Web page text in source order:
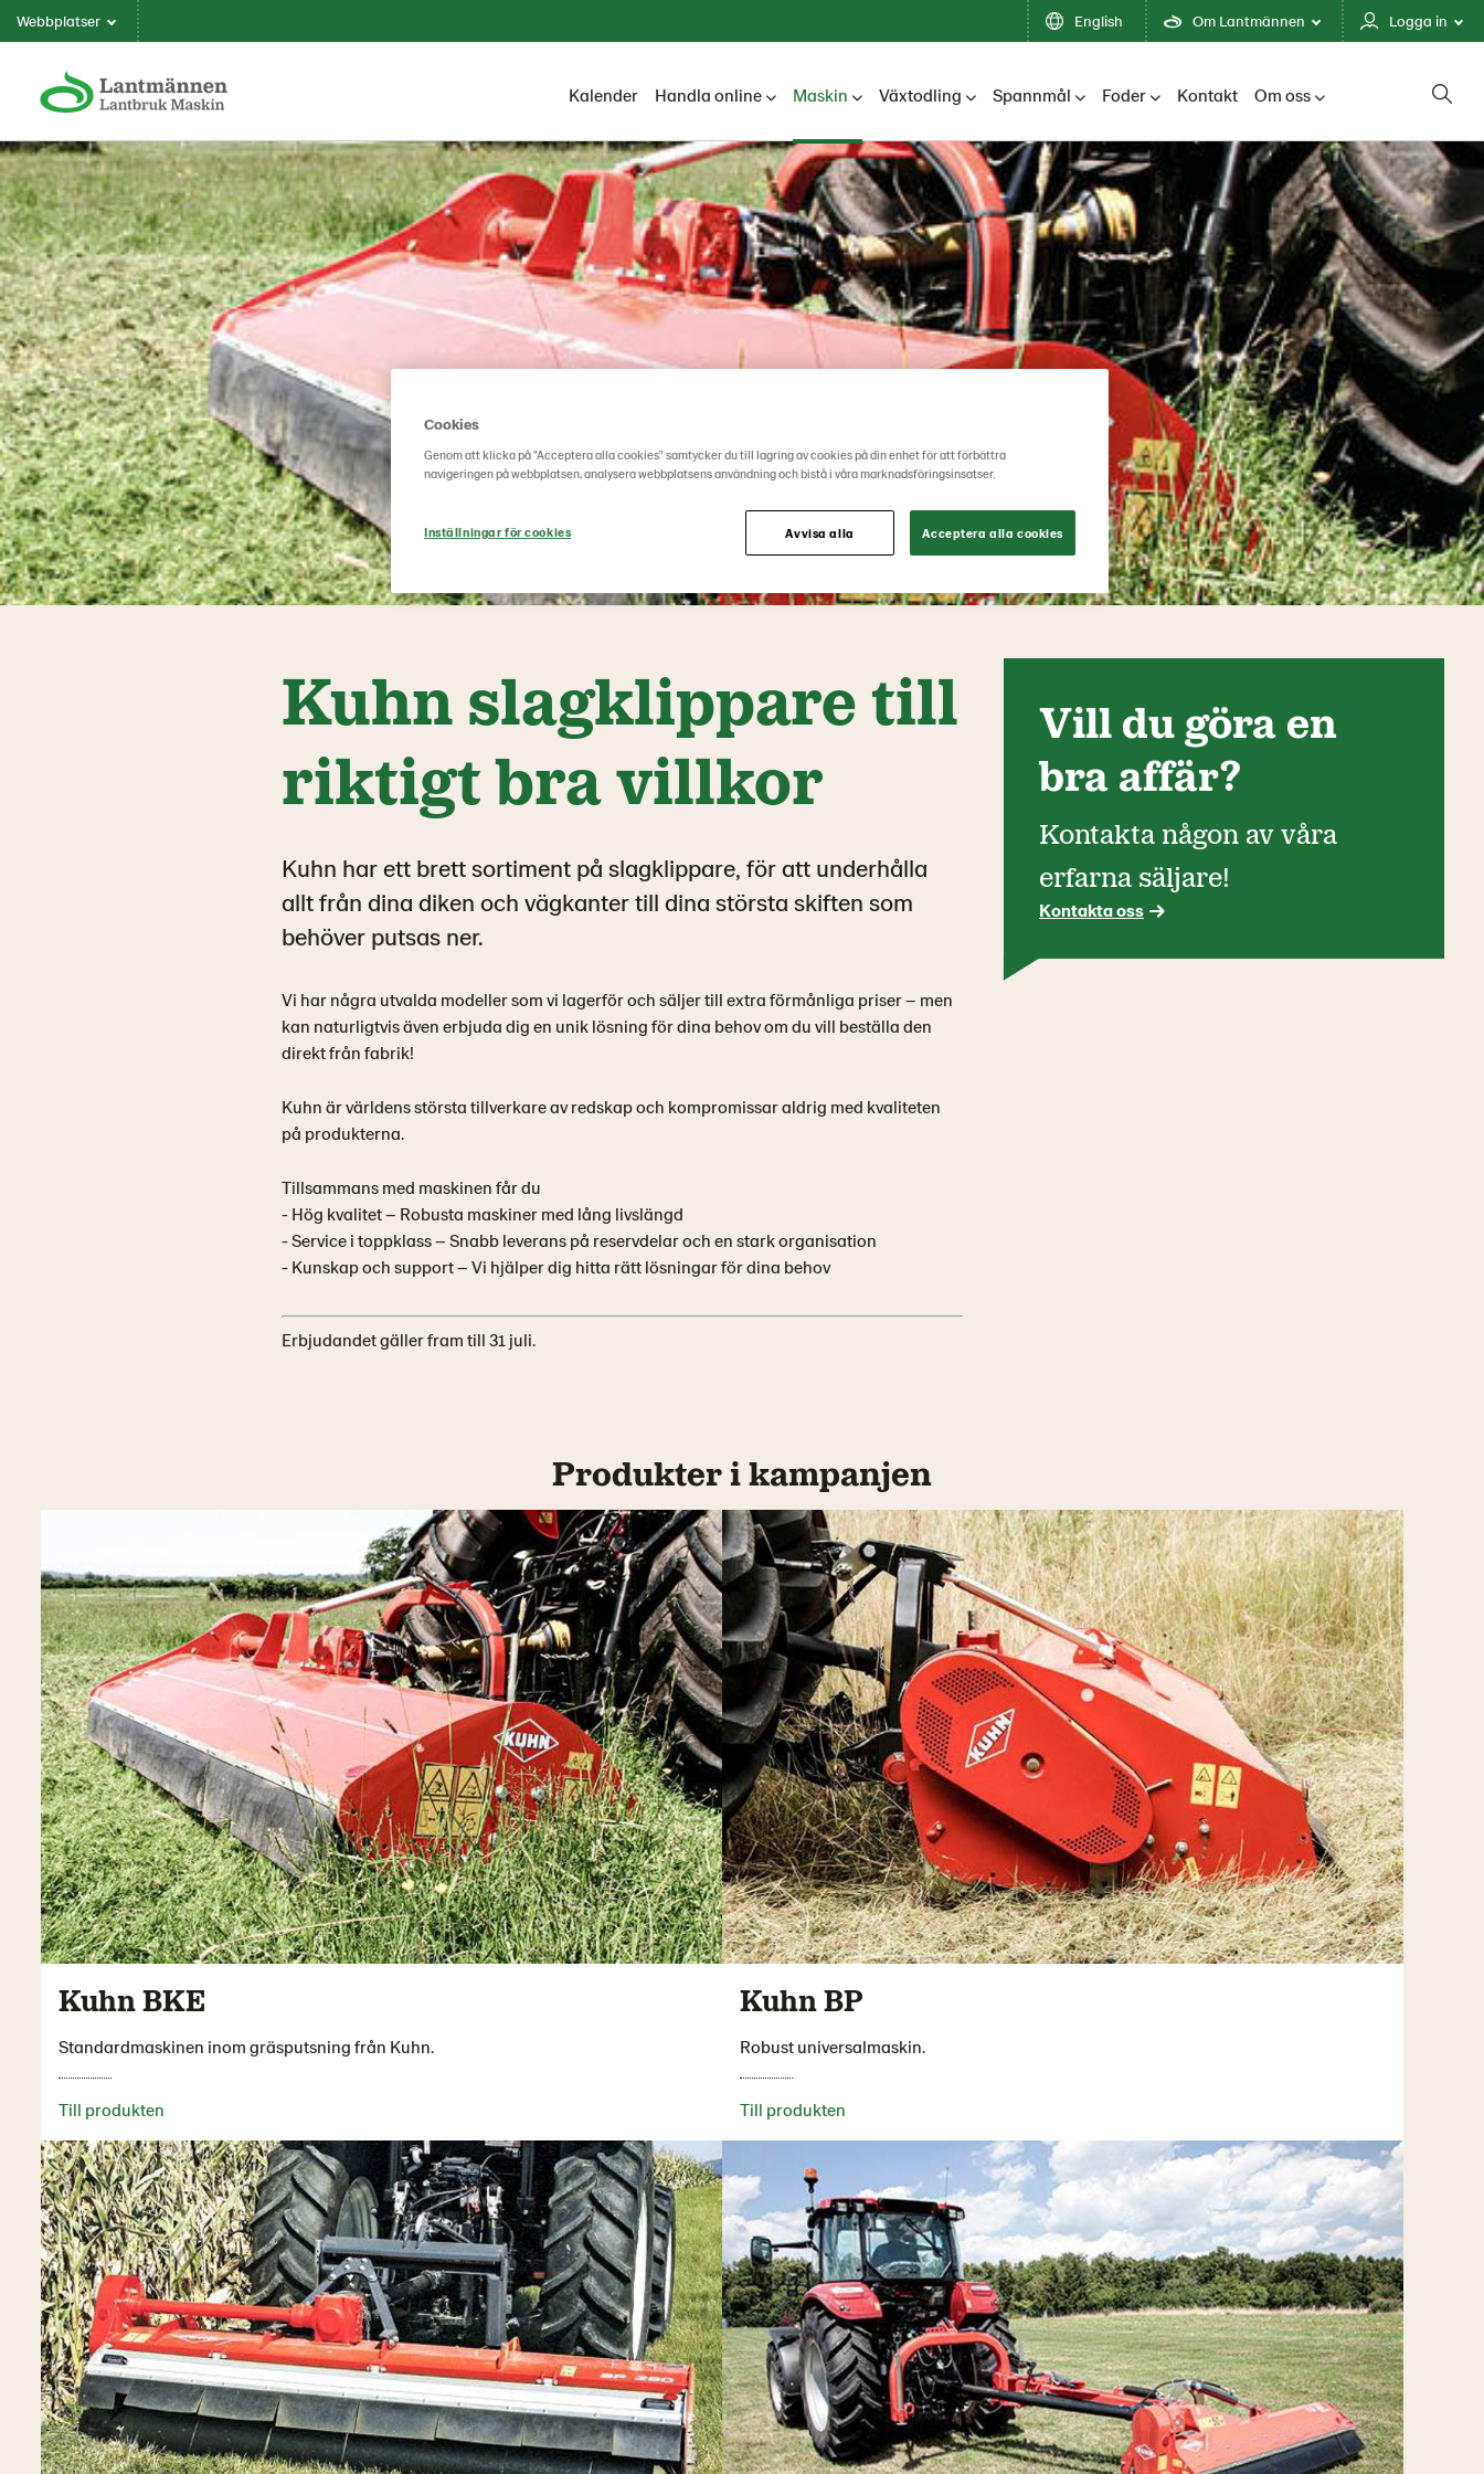
Webbplatser English Om Lantmännen Logga in
Kalender Handla online Maskin Växtodling Spannmål Foder Kontakt Om oss
Kuhn slagklippare till
riktigt bra villkor
Kuhn har ett brett sortiment på slagklippare, för att underhålla
allt från dina diken och vägkanter till dina största skiften som
behöver putsas ner.
Vi har några utvalda modeller som vi lagerför och säljer till extra förmånliga priser – men
kan naturligtvis även erbjuda dig en unik lösning för dina behov om du vill beställa den
direkt från fabrik!
Kuhn är världens största tillverkare av redskap och kompromissar aldrig med kvaliteten
på produkterna.
Tillsammans med maskinen får du
- Hög kvalitet – Robusta maskiner med lång livslängd
- Service i toppklass – Snabb leverans på reservdelar och en stark organisation
- Kunskap och support – Vi hjälper dig hitta rätt lösningar för dina behov
Erbjudandet gäller fram till 31 juli.
Vill du göra en
bra affär?
Kontakta någon av våra
erfarna säljare!
Kontakta oss
Produkter i kampanjen
Kuhn BKE
Standardmaskinen inom gräsputsning från Kuhn.
Till produkten
Kuhn BP
Robust universalmaskin.
Till produkten
Cookies
Genom att klicka på "Acceptera alla cookies" samtycker du till lagring av cookies på din enhet för att förbättra
navigeringen på webbplatsen, analysera webbplatsens användning och bistå i våra marknadsföringsinsatser.
Inställningar för cookies Avvisa alla Acceptera alla cookies